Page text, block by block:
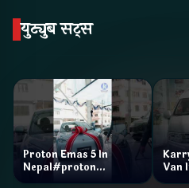
युट्युब सट्स
Proton Emas 5 In
Nepal#proton
Van